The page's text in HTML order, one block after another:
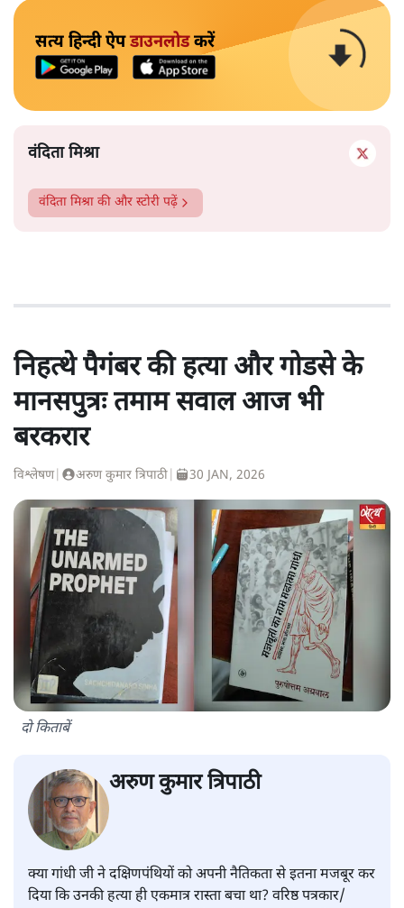
सत्य हिन्दी ऐपडाउनलोडकरें
वंदिता मिश्रा
वंदिता मिश्रा की और स्टोरी पढ़ें
निहत्थे पैगंबर की हत्या और गोडसे के
मानसपुत्रः तमाम सवाल आज भी
बरकरार
विश्लेषण| अरुण कुमार त्रिपाठी 30 JAN, 2026
दो किताबें
अरुण कुमार त्रिपाठी
क्या गांधी जी ने दक्षिणपंथियों को अपनी नैतिकता से इतना मजबूर कर
दिया कि उनकी हत्या ही एकमात्र रास्ता बचा था? वरिष्ठ पत्रकार/